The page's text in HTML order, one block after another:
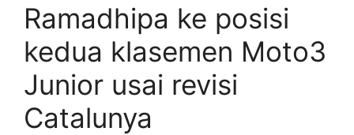
Ramadhipa ke posisi
kedua klasemen Moto3
Junior usai revisi
Catalunya